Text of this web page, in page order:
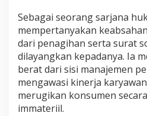
Sebagai seorang sarjana
mempertanyakan
dari penagihan serta surat
dilayangkan kepadanya. Ia
berat dari sisi manajemen
mengawasi kinerja
merugikan konsumen
immateriil.